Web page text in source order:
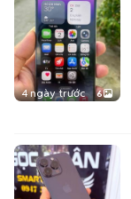
4 ngày trước 6